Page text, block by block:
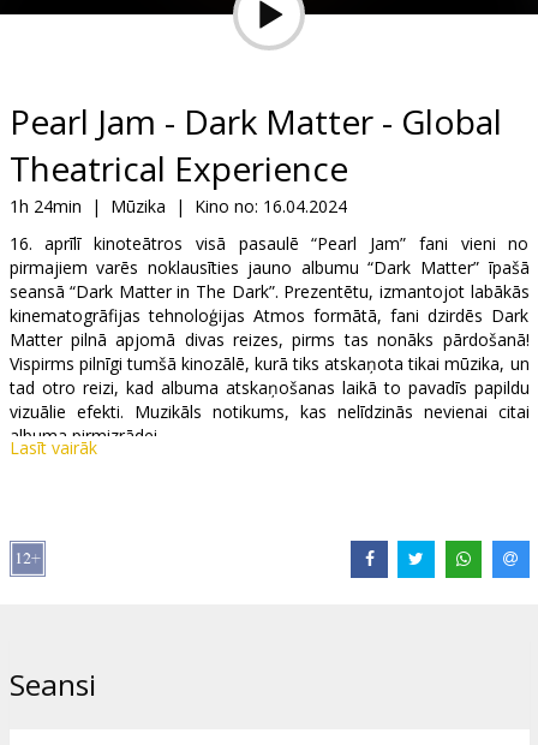
B2B
Kino
Klubs
Pearl Jam - Dark Matter - Global
Theatrical Experience
1h 24min | Mūzika | Kino no: 16.04.2024
16. aprīlī kinoteātros visā pasaulē “Pearl Jam” fani vieni no
pirmajiem varēs noklausīties jauno albumu “Dark Matter” īpašā
seansā “Dark Matter in The Dark”. Prezentētu, izmantojot labākās
kinematogrāfijas tehnoloģijas Atmos formātā, fani dzirdēs Dark
Matter pilnā apjomā divas reizes, pirms tas nonāks pārdošanā!
Vispirms pilnīgi tumšā kinozālē, kurā tiks atskaņota tikai mūzika, un
tad otro reizi, kad albuma atskaņošanas laikā to pavadīs papildu
vizuālie efekti. Muzikāls notikums, kas nelīdzinās nevienai citai
albuma pirmizrādei.
Izplatītājs:
Lasīt vairāk
Seansi